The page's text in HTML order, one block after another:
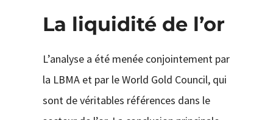
La liquidité de l’or
L’analyse a été menée conjointement par
la LBMA et par le World Gold Council, qui
sont de véritables références dans le